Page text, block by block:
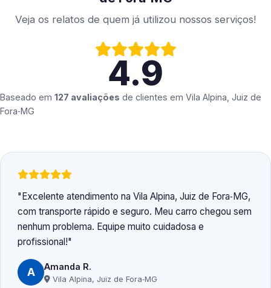
Veja os relatos de quem já utilizou nossos serviços!
4.9
Baseado em 127 avaliações de clientes em Vila Alpina, Juiz de
Fora‑MG
Excelente atendimento na Vila Alpina, Juiz de Fora‑MG,
com transporte rápido e seguro. Meu carro chegou sem
nenhum problema. Equipe muito cuidadosa e
profissional!
A Amanda R.
Vila Alpina, Juiz de Fora‑MG